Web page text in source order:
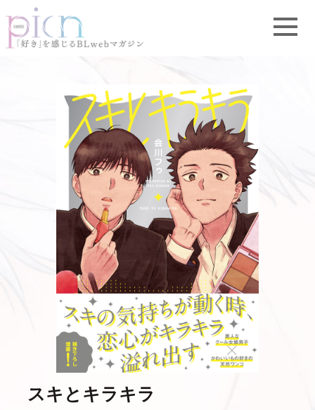
スキとキラキラ